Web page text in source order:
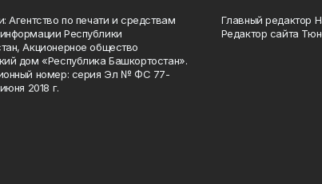
Агентство по печати и средствам
Республики
Акционерное общество
дом «Республика Башкортостан».
номер: серия Эл № ФС 77-
2018 г.
Главный редактор
Редактор сайта